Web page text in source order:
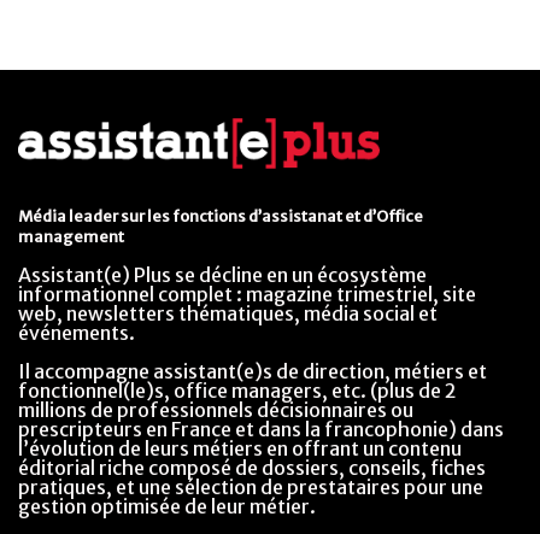
Média leader sur les fonctions d’assistanat et d’Office
management
Assistant(e) Plus se décline en un écosystème
informationnel complet : magazine trimestriel, site
web, newsletters thématiques, média social et
événements.
Il accompagne assistant(e)s de direction, métiers et
fonctionnel(le)s, office managers, etc. (plus de 2
millions de professionnels décisionnaires ou
prescripteurs en France et dans la francophonie) dans
l’évolution de leurs métiers en offrant un contenu
éditorial riche composé de dossiers, conseils, fiches
pratiques, et une sélection de prestataires pour une
gestion optimisée de leur métier.